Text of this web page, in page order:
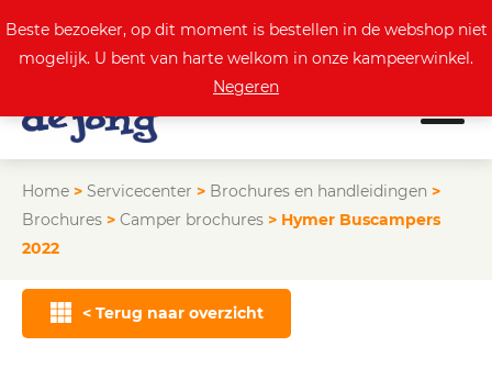
Actuele aanbod
Home > Servicecenter > Brochures en handleidingen >
Brochures > Camper brochures > Hymer Buscampers
2022
< Terug naar overzicht
Beste bezoeker, op dit moment is bestellen in de webshop niet
mogelijk. U bent van harte welkom in onze kampeerwinkel.
Negeren